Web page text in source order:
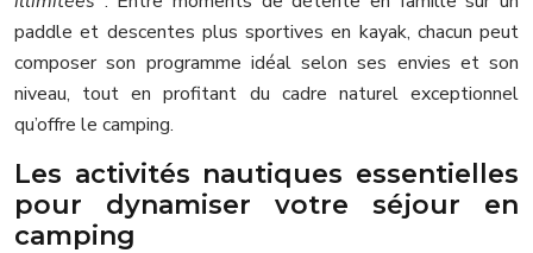
paddle et descentes plus sportives en kayak, chacun peut
composer son programme idéal selon ses envies et son
niveau, tout en profitant du cadre naturel exceptionnel
qu’offre le camping.
Les activités nautiques essentielles
pour dynamiser votre séjour en
camping